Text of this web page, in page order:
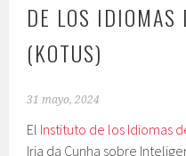
DE LOS
(KOTUS)
31 mayo, 2024
El Instituto de los Idiomas
Iria da Cunha sobre